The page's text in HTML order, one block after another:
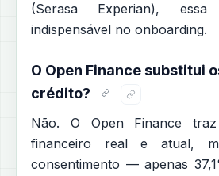
(Serasa Experian),
indispensável no onboarding.
O Open Finance substitui
crédito?
Não. O Open Finance traz
financeiro real e atual,
consentimento — apenas